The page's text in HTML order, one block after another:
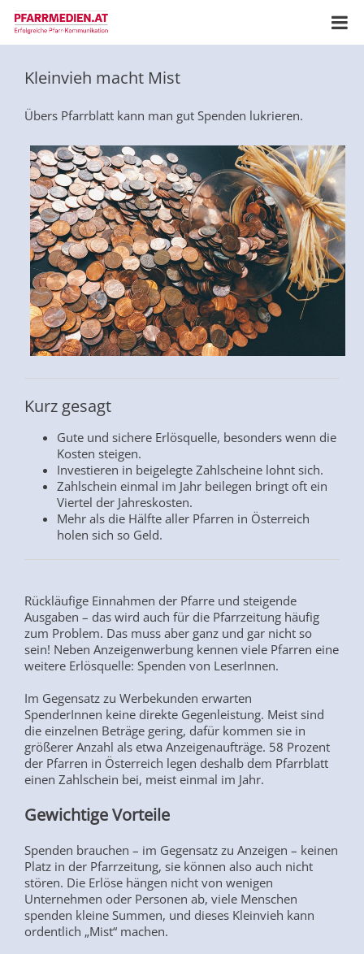
Kleinvieh macht Mist
Übers Pfarrblatt kann man gut Spenden lukrieren.
Kurz gesagt
Gute und sichere Erlösquelle, besonders wenn die
Kosten steigen.
Investieren in beigelegte Zahlscheine lohnt sich.
Zahlschein einmal im Jahr beilegen bringt oft ein
Viertel der Jahreskosten.
Mehr als die Hälfte aller Pfarren in Österreich
holen sich so Geld.
Rückläufige Einnahmen der Pfarre und steigende
Ausgaben – das wird auch für die Pfarrzeitung häufig
zum Problem. Das muss aber ganz und gar nicht so
sein! Neben Anzeigenwerbung kennen viele Pfarren eine
weitere Erlösquelle: Spenden von LeserInnen.
Im Gegensatz zu Werbekunden erwarten
SpenderInnen keine direkte Gegenleistung. Meist sind
die einzelnen Beträge gering, dafür kommen sie in
größerer Anzahl als etwa Anzeigenaufträge. 58 Prozent
der Pfarren in Österreich legen deshalb dem Pfarrblatt
einen Zahlschein bei, meist einmal im Jahr.
Gewichtige Vorteile
Spenden brauchen – im Gegensatz zu Anzeigen – keinen
Platz in der Pfarrzeitung, sie können also auch nicht
stören. Die Erlöse hängen nicht von wenigen
Unternehmen oder Personen ab, viele Menschen
spenden kleine Summen, und dieses Kleinvieh kann
ordentlich „Mist“ machen.